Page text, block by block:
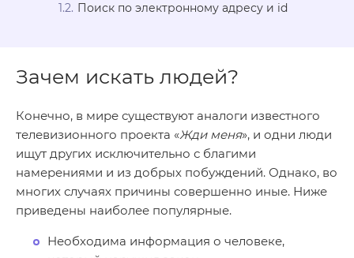
Поиск по электронному адресу и id
Зачем искать людей?
Конечно, в мире существуют аналоги известного
телевизионного проекта «Жди меня», и одни люди
ищут других исключительно с благими
намерениями и из добрых побуждений. Однако, во
многих случаях причины совершенно иные. Ниже
приведены наиболее популярные.
Необходима информация о человеке,